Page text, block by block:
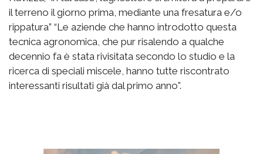
il terreno il giorno prima, mediante una fresatura e/o
rippatura” “Le aziende che hanno introdotto questa
tecnica agronomica, che pur risalendo a qualche
decennio fa è stata rivisitata secondo lo studio e la
ricerca di speciali miscele, hanno tutte riscontrato
interessanti risultati già dal primo anno”.